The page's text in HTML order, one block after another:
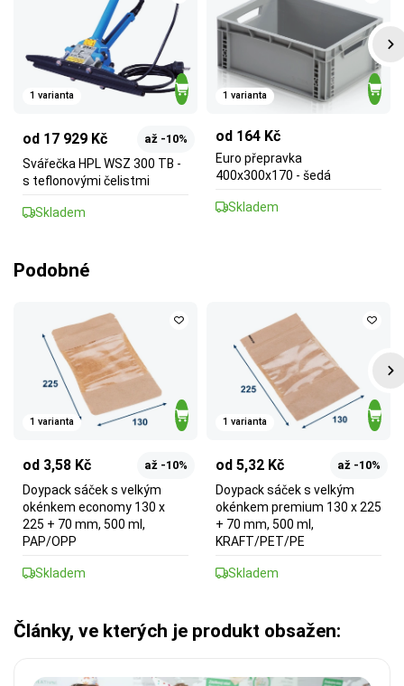
1 varianta
od 17 929 Kč až -10%
Svářečka HPL WSZ 300 TB -
s teflonovými čelistmi
Skladem
1 varianta
od 164 Kč
Euro přepravka
400x300x170 - šedá
Skladem
Podobné
1 varianta
od 3,58 Kč až -10%
Doypack sáček s velkým
okénkem economy 130 x
225 + 70 mm, 500 ml,
PAP/OPP
Skladem
1 varianta
od 5,32 Kč až -10%
Doypack sáček s velkým
okénkem premium 130 x 225
+ 70 mm, 500 ml,
KRAFT/PET/PE
Skladem
Články, ve kterých je produkt obsažen: